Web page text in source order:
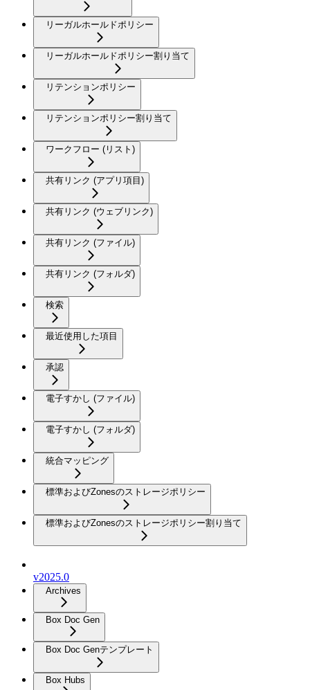
リーガルホールドポリシー
リーガルホールドポリシー割り当て
リテンションポリシー
リテンションポリシー割り当て
ワークフロー (リスト)
共有リンク (アプリ項目)
共有リンク (ウェブリンク)
共有リンク (ファイル)
共有リンク (フォルダ)
検索
最近使用した項目
承認
電子すかし (ファイル)
電子すかし (フォルダ)
統合マッピング
標準およびZonesのストレージポリシー
標準およびZonesのストレージポリシー割り当て
v2025.0
Archives
Box Doc Gen
Box Doc Genテンプレート
Box Hubs